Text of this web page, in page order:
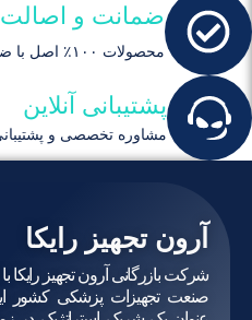
ضمانت و اصالت
محصولات ۱۰۰٪ اصل با ضمانت و اصالت کالا
پشتیبانی آنلاین
مشاوره تخصصی و
آرون تجهیز رایکا
شرکت بازرگانی آرون تجهیز رایکا
صنعت تجهیزات پزشکی کشور